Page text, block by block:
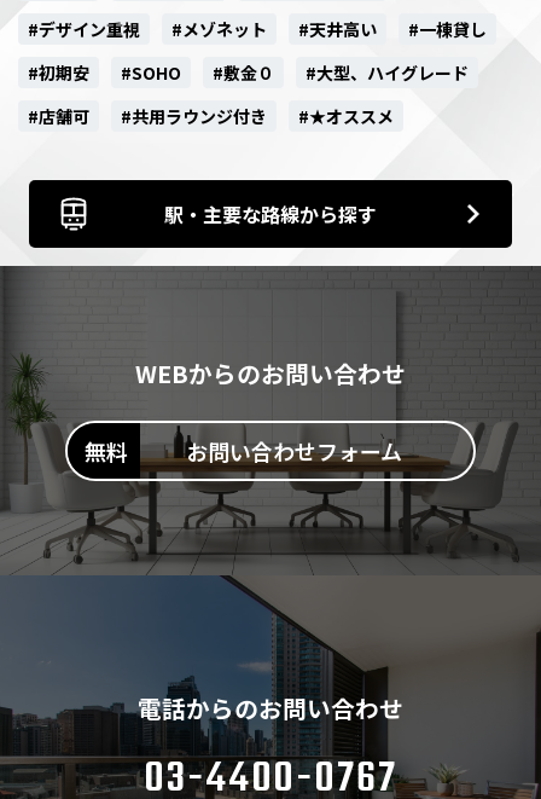
#デザイン重視
#メゾネット #天井高い
#一棟貸し
#初期安
#SOHO #敷金０
#大型、ハイグレード
#店舗可
#共用ラウンジ付き #★オススメ
駅・主要な路線から探す
WEBからのお問い合わせ
お問い合わせフォーム
電話からのお問い合わせ
03-4400-0767